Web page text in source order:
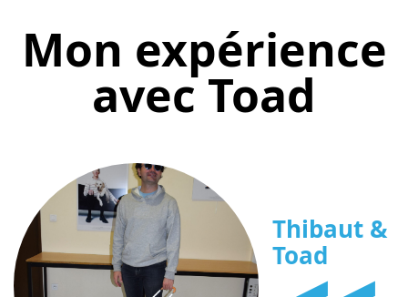
Mon expérience
avec Toad
Thibaut &
Toad